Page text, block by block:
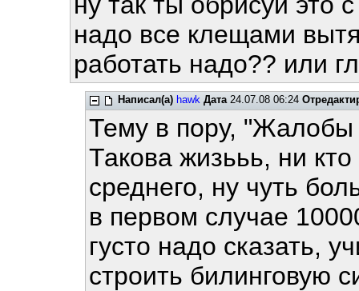
надо все клещами
работать надо?? или
Написал(а) hawk Дата24.07.08 06:24
Тему в пору,
Такова жизььь, ни
среднего, ну чуть
в первом случае
густо надо сказать,
строить билинговую